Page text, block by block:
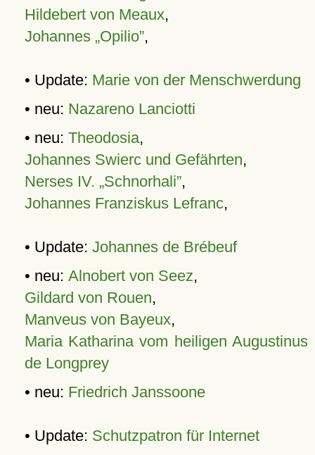
Hildebert von Meaux,
Johannes „Opilio”,
• Update: Marie von der Menschwerdung
• neu: Nazareno Lanciotti
• neu: Theodosia,
Johannes Swierc und Gefährten,
Nerses IV. „Schnorhali”,
Johannes Franziskus Lefranc,
• Update: Johannes de Brébeuf
• neu: Alnobert von Seez,
Gildard von Rouen,
Manveus von Bayeux,
Maria Katharina vom heiligen Augustinus
de Longprey
• neu: Friedrich Janssoone
• Update: Schutzpatron für Internet